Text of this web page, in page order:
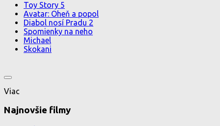
Toy Story 5
Avatar: Oheň a popol
Diabol nosí Pradu 2
Spomienky na neho
Michael
Skokani
Viac
Najnovšie filmy